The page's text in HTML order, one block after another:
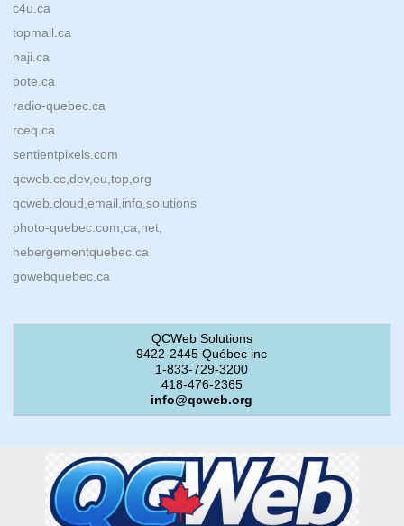
c4u.ca
topmail.ca
naji.ca
pote.ca
radio-quebec.ca
rceq.ca
sentientpixels.com
qcweb.cc,dev,eu,top,org
qcweb.cloud,email,info,solutions
photo-quebec.com,ca,net,
hebergementquebec.ca
gowebquebec.ca
QCWeb Solutions
9422-2445 Québec inc
1-833-729-3200
418-476-2365
info@qcweb.org